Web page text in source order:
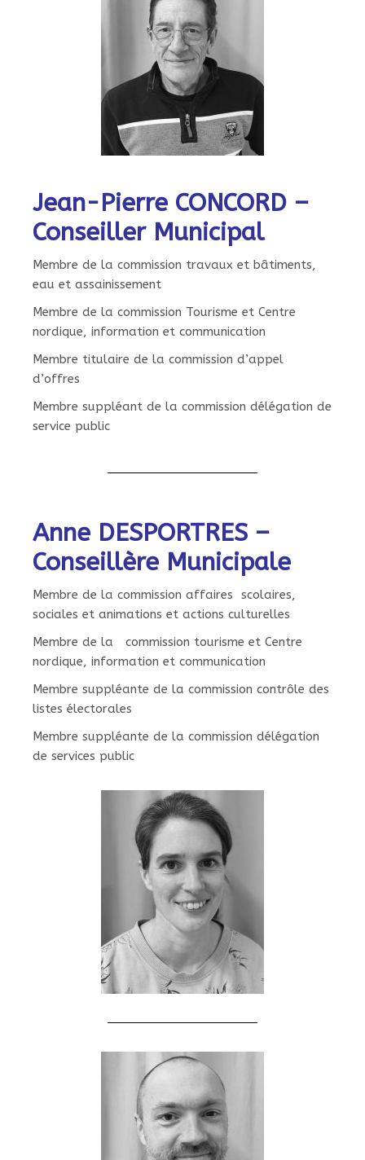
Jean-Pierre CONCORD –
Conseiller Municipal
Membre de la commission travaux et bâtiments,
eau et assainissement
Membre de la commission Tourisme et Centre
nordique, information et communication
Membre titulaire de la commission d’appel
d’offres
Membre suppléant de la commission délégation de
service public
Anne DESPORTRES –
Conseillère Municipale
Membre de la commission affaires scolaires,
sociales et animations et actions culturelles
Membre de la
commission tourisme et Centre
nordique, information et communication
Membre suppléante de la commission contrôle des
listes électorales
Membre suppléante de la commission délégation
de services public